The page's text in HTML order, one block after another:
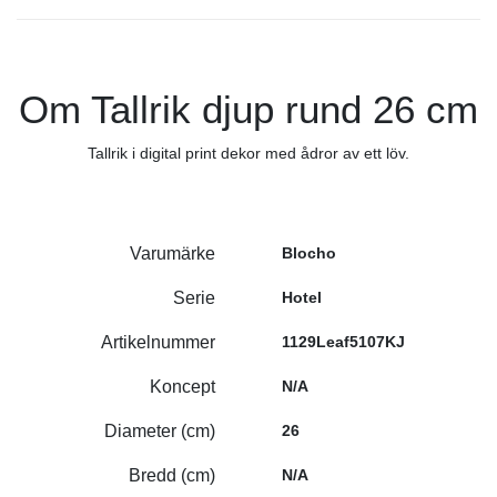
Om Tallrik djup rund 26 cm
Tallrik i digital print dekor med ådror av ett löv.
Varumärke Blocho
Serie Hotel
Artikelnummer 1129Leaf5107KJ
Koncept N/A
Diameter (cm) 26
Bredd (cm) N/A